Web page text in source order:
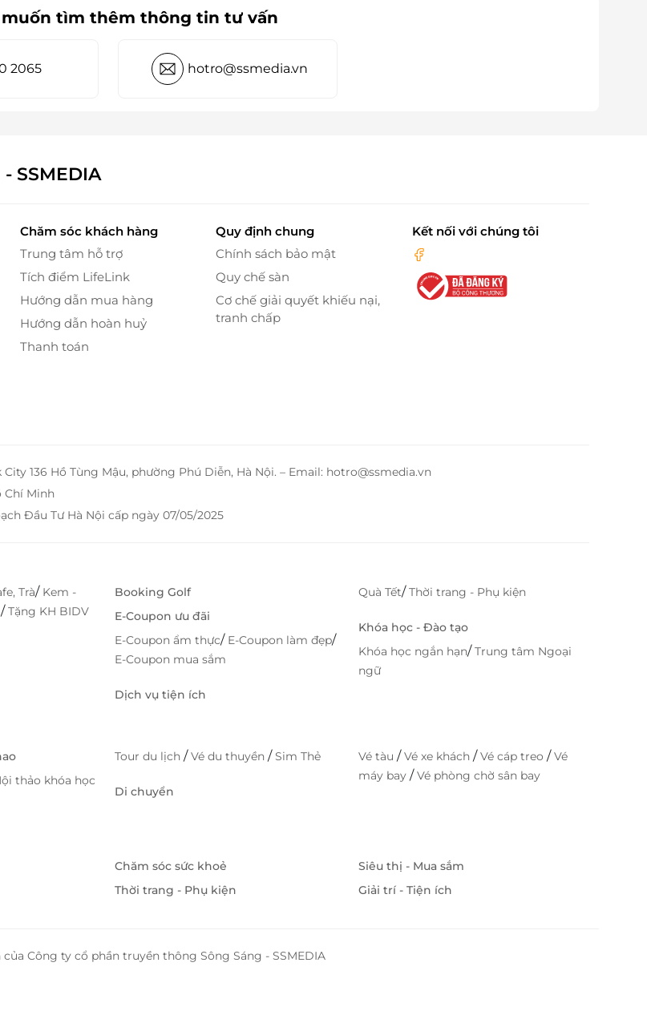
muốn tìm thêm thông tin tư vấn
2065 hotro@ssmedia.vn
SSMEDIA
Chăm sóc khách hàng
Trung tâm hỗ trợ
Tích điểm LifeLink
Hướng dẫn mua hàng
Hướng dẫn hoàn huỷ
Thanh toán
Quy định chung
Chính sách bảo mật
Quy chế sàn
Cơ chế giải quyết khiếu nại,
tranh chấp
Kết nối với chúng tôi
136 Hồ Tùng Mậu, phường Phú Diễn, Hà Nội. – Email: hotro@ssmedia.vn
Chí Minh
Đầu Tư Hà Nội cấp ngày 07/05/2025
Trà/ Kem -
/Tặng KH BIDV
Booking Golf
E-Coupon ưu đãi
E-Coupon ẩm thực/ E-Coupon làm đẹp/
E-Coupon mua sắm
Dịch vụ tiện ích
Quà Tết/Thời trang - Phụ kiện
Khóa học - Đào tạo
Khóa học ngắn hạn/Trung tâm Ngoại
ngữ
thảo khóa học
Tour du lịch /Vé du thuyền /Sim Thẻ
Di chuyển
Vé tàu /Vé xe khách /Vé cáp treo /Vé
máy bay /Vé phòng chờ sân bay
Chăm sóc sức khoẻ
Thời trang - Phụ kiện
Siêu thị - Mua sắm
Giải trí - Tiện ích
Công ty cổ phần truyền thông Sông Sáng - SSMEDIA